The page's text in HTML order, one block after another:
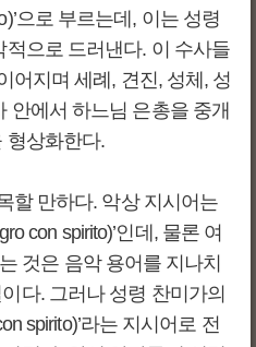
으로 부르는데, 이는 성령
으로 드러낸다. 이 수사들
어지며 세례, 견진, 성체, 성
안에서 하느님 은총을 중개
형상화한다.
할 만하다. 악상 지시어는
con spirito)’인데, 물론 여
것은 음악 용어를 지나치
다. 그러나 성령 찬미가의
spirito)’라는 지시어로 전